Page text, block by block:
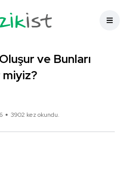
ve Bunları
miyiz?
3902 kez okundu.